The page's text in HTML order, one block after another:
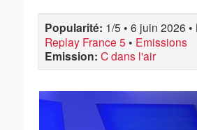
Popularité: 1/5 • 6 juin 2026 •
Replay France 5 • Emissions
Emission: C dans l'air